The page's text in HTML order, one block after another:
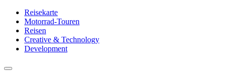
Reisekarte
Motorrad-Touren
Reisen
Creative & Technology
Development